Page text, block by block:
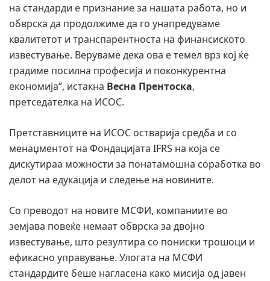
на стандарди е признание за нашата работа, но и
обврска да продолжиме да го унапредуваме
квалитетот и транспарентноста на финансиското
известување. Веруваме дека ова е темел врз кој ќе
градиме посилна професија и поконкурентна
економија“, истакна Весна Прентоска,
претседателка на ИСОС.
Претставниците на ИСОС остварија средба и со
менаџментот на Фондацијата IFRS на која се
дискутираа можности за понатамошна соработка во
делот на едукација и следење на новините.
Со преводот на новите МСФИ, компаниите во
земјава повеќе немаат обврска за двојно
известување, што резултира со пониски трошоци и
ефикасно управување. Улогата на МСФИ
стандардите беше нагласена како мисија од јавен